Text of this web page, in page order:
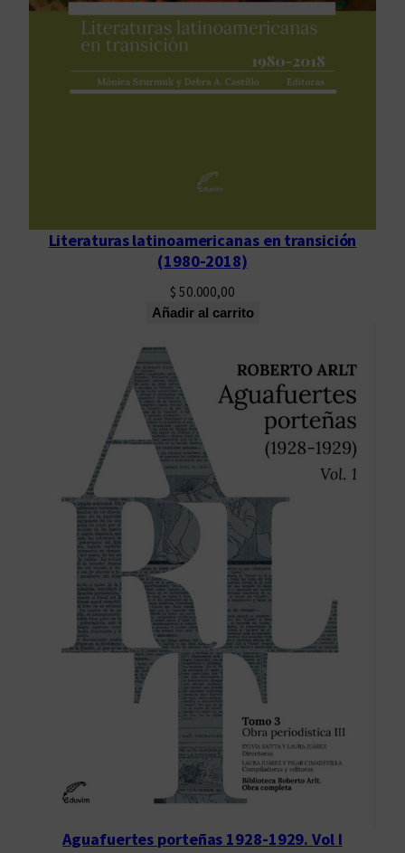
Literaturas latinoamericanas en transición
(1980-2018)
$ 50.000,00
Añadir al carrito
Aguafuertes porteñas 1928-1929. Vol I